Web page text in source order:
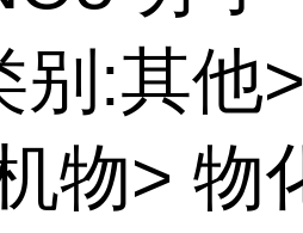
别:其他
物> 物